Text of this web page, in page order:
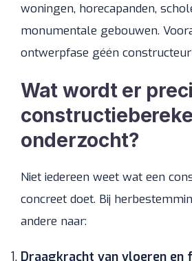
woningen, horecapanden,
monumentale gebouwen.
ontwerpfase géén
Wat wordt er
onderzocht?
Niet iedereen weet wat een
concreet doet. Bij
andere naar:
Draagkracht van vloeren en